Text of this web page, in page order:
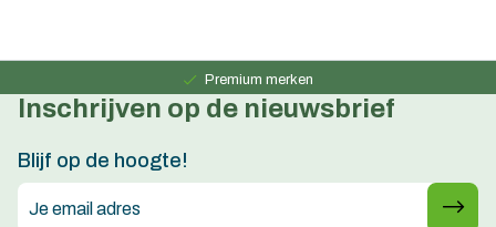
Premium merken
Persoonlijk advies
Inschrijven op de nieuwsbrief
Blijf op de hoogte!